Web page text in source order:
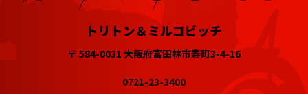
トリトン＆ミルコビッチ
〒 584-0031 大阪府富田林市寿町3-4-16
0721-23-3400